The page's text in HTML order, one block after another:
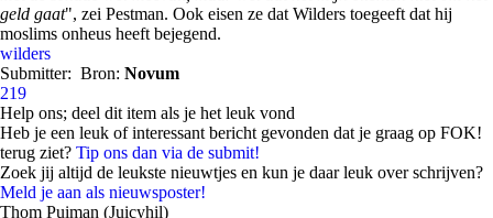
geld gaat", zei Pestman. Ook eisen ze dat Wilders toegeeft dat hij
moslims onheus heeft bejegend.
wilders
Submitter: Bron: Novum
219
Help ons; deel dit item als je het leuk vond
Heb je een leuk of interessant bericht gevonden dat je graag op FOK!
terug ziet? Tip ons dan via de submit!
Zoek jij altijd de leukste nieuwtjes en kun je daar leuk over schrijven?
Meld je aan als nieuwsposter!
Thom Puiman (Juicyhil)